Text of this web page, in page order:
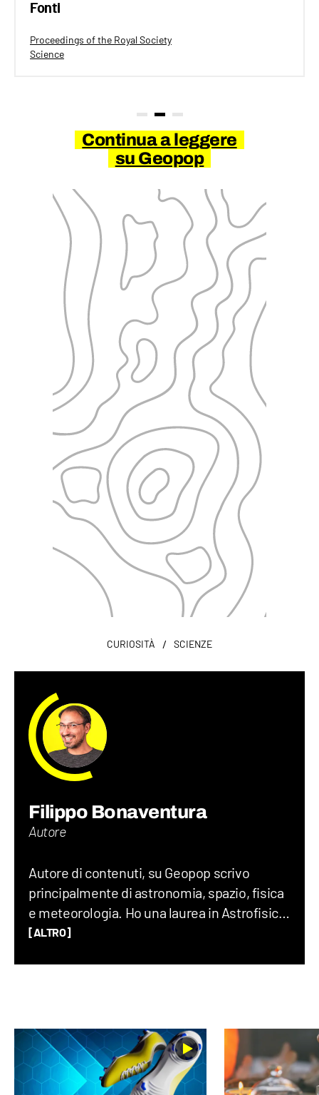
Fonti
Proceedings of the Royal Society
Science
Continua a leggere
su Geopop
CURIOSITÀ / SCIENZE
Filippo Bonaventura
Autore
Autore di contenuti, su Geopop scrivo
principalmente di astronomia, spazio, fisica
e meteorologia. Ho una laurea in Astrofisica,
un Master in Comunicazione della Scienza
[ALTRO]